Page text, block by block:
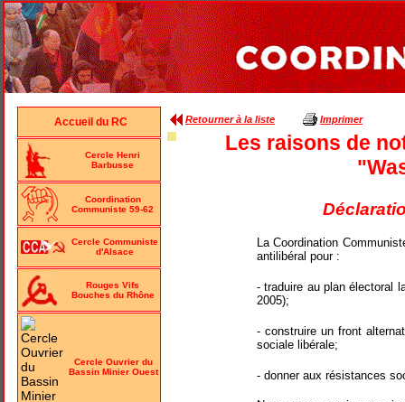
Accueil du RC
Cercle Henri
Barbusse
Coordination
Communiste 59-62
Cercle Communiste
d'Alsace
Rouges Vifs
Bouches du Rhône
Cercle Ouvrier du
Bassin Minier Ouest
Retourner à la liste Imprimer
Les raisons de
La Coordination
antilibéral pour :
- traduire au plan électoral
2005);
- construire un front
sociale libérale;
- donner aux résistances